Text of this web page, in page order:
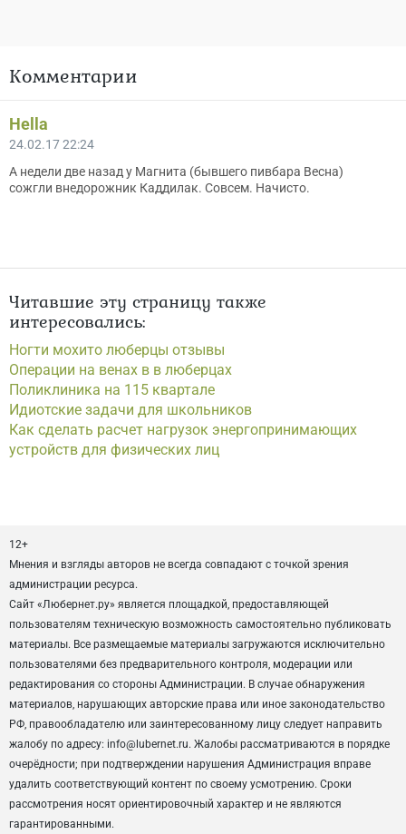
Комментарии
Hella
24.02.17 22:24
А недели две назад у Магнита (бывшего пивбара Весна)
сожгли внедорожник Каддилак. Совсем. Начисто.
Читавшие эту страницу также
интересовались:
Ногти мохито люберцы отзывы
Операции на венах в в люберцах
Поликлиника на 115 квартале
Идиотские задачи для школьников
Как сделать расчет нагрузок энергопринимающих
устройств для физических лиц
12+
Мнения и взгляды авторов не всегда совпадают с точкой зрения
администрации ресурса.
Сайт «Любернет.ру» является площадкой, предоставляющей
пользователям техническую возможность самостоятельно публиковать
материалы. Все размещаемые материалы загружаются исключительно
пользователями без предварительного контроля, модерации или
редактирования со стороны Администрации. В случае обнаружения
материалов, нарушающих авторские права или иное законодательство
РФ, правообладателю или заинтересованному лицу следует направить
жалобу по адресу: info@lubernet.ru. Жалобы рассматриваются в порядке
очерёдности; при подтверждении нарушения Администрация вправе
удалить соответствующий контент по своему усмотрению. Сроки
рассмотрения носят ориентировочный характер и не являются
гарантированными.